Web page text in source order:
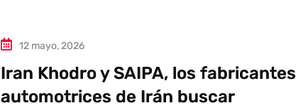
12 mayo, 2026
Iran Khodro y SAIPA, los fabricantes
automotrices de Irán buscar